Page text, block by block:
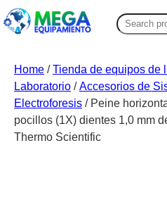
Search
for:
Home /Tienda de equipos de
Laboratorio /Accesorios de
Electroforesis / Peine
pocillos (1X) dientes 1,0 mm
Thermo Scientific